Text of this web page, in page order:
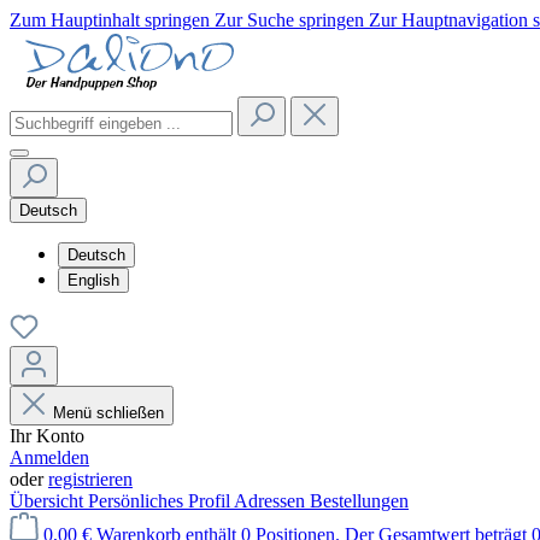
Zum Hauptinhalt springen Zur Suche springen Zur Hauptnavigation
Deutsch
Deutsch
English
Menü schließen
Ihr Konto
Anmelden
oderregistrieren
Übersicht Persönliches Profil Adressen Bestellungen
0,00 € Warenkorb enthält 0 Positionen. Der Gesamtwert beträgt